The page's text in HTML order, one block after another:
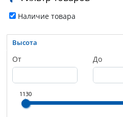
Наличие товара
Высота
От До
1130